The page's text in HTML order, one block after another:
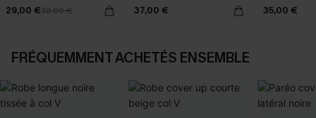
29,00 €32,00 € 37,00 € 35,00 €
FRÉQUEMMENT ACHETÉS ENSEMBLE